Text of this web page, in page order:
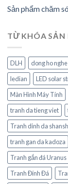
Sản phẩm chăm
TỪ KHÓA SẢN
DLH dong ho
ledian
LED solar
Màn Hình Máy Tính
tranh da tieng viet
Tranh dinh da
tranh gan da kadoza
Tranh gắn đá Uranus
Tranh Đính Đá